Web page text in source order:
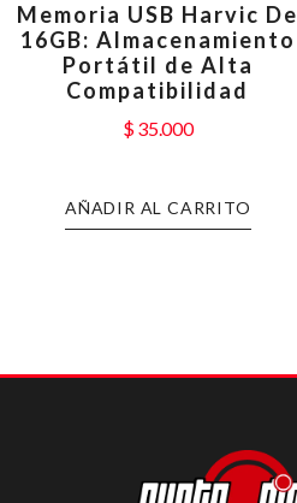
Memoria USB Harvic De
16GB: Almacenamiento
Portátil de Alta
Compatibilidad
$35.000
AÑADIR AL CARRITO